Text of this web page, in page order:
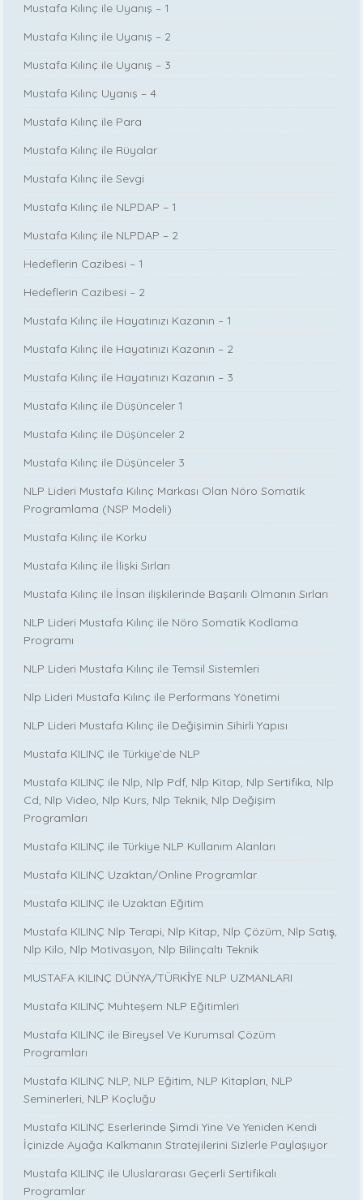
Mustafa Kılınç ile Uyanış – 1
Mustafa Kılınç ile Uyanış – 2
Mustafa Kılınç ile Uyanış – 3
Mustafa Kılınç Uyanış – 4
Mustafa Kılınç ile Para
Mustafa Kılınç ile Rüyalar
Mustafa Kılınç ile Sevgi
Mustafa Kılınç ile NLPDAP – 1
Mustafa Kılınç ile NLPDAP – 2
Hedeflerin Cazibesi – 1
Hedeflerin Cazibesi – 2
Mustafa Kılınç ile Hayatınızı Kazanın – 1
Mustafa Kılınç ile Hayatınızı Kazanın – 2
Mustafa Kılınç ile Hayatınızı Kazanın – 3
Mustafa Kılınç ile Düşünceler 1
Mustafa Kılınç ile Düşünceler 2
Mustafa Kılınç ile Düşünceler 3
NLP Lideri Mustafa Kılınç Markası Olan Nöro Somatik
Programlama (NSP Modeli)
Mustafa Kılınç ile Korku
Mustafa Kılınç ile İlişki Sırları
Mustafa Kılınç ile İnsan ilişkilerinde Başarılı Olmanın Sırları
NLP Lideri Mustafa Kılınç ile Nöro Somatik Kodlama
Programı
NLP Lideri Mustafa Kılınç ile Temsil Sistemleri
Nlp Lideri Mustafa Kılınç ile Performans Yönetimi
NLP Lideri Mustafa Kılınç ile Değişimin Sihirli Yapısı
Mustafa KILINÇ ile Türkiye’de NLP
Mustafa KILINÇ ile Nlp, Nlp Pdf, Nlp Kitap, Nlp Sertifika, Nlp
Cd, Nlp Video, Nlp Kurs, Nlp Teknik, Nlp Değişim
Programları
Mustafa KILINÇ ile Türkiye NLP Kullanım Alanları
Mustafa KILINÇ Uzaktan/Online Programlar
Mustafa KILINÇ ile Uzaktan Eğitim
Mustafa KILINÇ Nlp Terapi, Nlp Kitap, Nlp Çözüm, Nlp Satış,
Nlp Kilo, Nlp Motivasyon, Nlp Bilinçaltı Teknik
MUSTAFA KILINÇ DÜNYA/TÜRKİYE NLP UZMANLARI
Mustafa KILINÇ Muhteşem NLP Eğitimleri
Mustafa KILINÇ ile Bireysel Ve Kurumsal Çözüm
Programları
Mustafa KILINÇ NLP, NLP Eğitim, NLP Kitapları, NLP
Seminerleri, NLP Koçluğu
Mustafa KILINÇ Eserlerinde Şimdi Yine Ve Yeniden Kendi
İçinizde Ayağa Kalkmanın Stratejilerini Sizlerle Paylaşıyor
Mustafa KILINÇ ile Uluslararası Geçerli Sertifikalı
Programlar